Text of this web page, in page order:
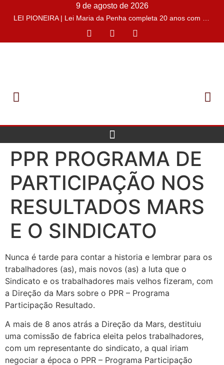
9 de agosto de 2026
PPR PROGRAMA DE
PARTICIPAÇÃO NOS
RESULTADOS MARS
E O SINDICATO
Nunca é tarde para contar a historia e lembrar para os
trabalhadores (as), mais novos (as) a luta que o
Sindicato e os trabalhadores mais velhos fizeram, com
a Direção da Mars sobre o PPR – Programa
Participação Resultado.
A mais de 8 anos atrás a Direção da Mars, destituiu
uma comissão de fabrica eleita pelos trabalhadores,
com um representante do sindicato, a qual iriam
negociar a época o PPR – Programa Participação